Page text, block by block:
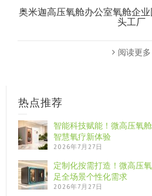
奥米迦高压氧舱办公室氧舱企
头工厂
阅读更多
热点推荐
智能科技赋能！微高压氧
智慧氧疗新体验
2026年7月27日
定制化按需打造！微高压
足全场景个性化需求
2026年7月27日